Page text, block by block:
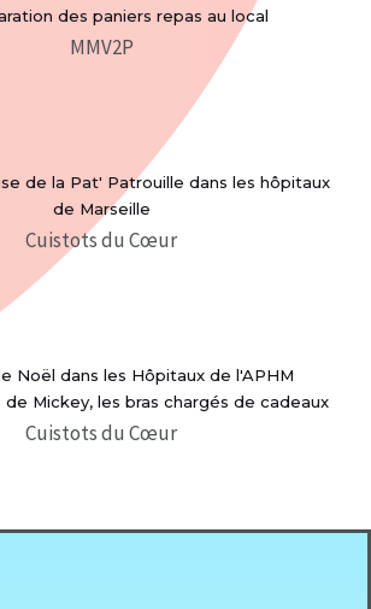
des paniers repas au local
MMV2P
de la Pat' Patrouille dans les hôpitaux
de Marseille
Cuistots du Cœur
Noël dans les Hôpitaux de l'APHM
Mickey, les bras chargés de cadeaux
Cuistots du Cœur